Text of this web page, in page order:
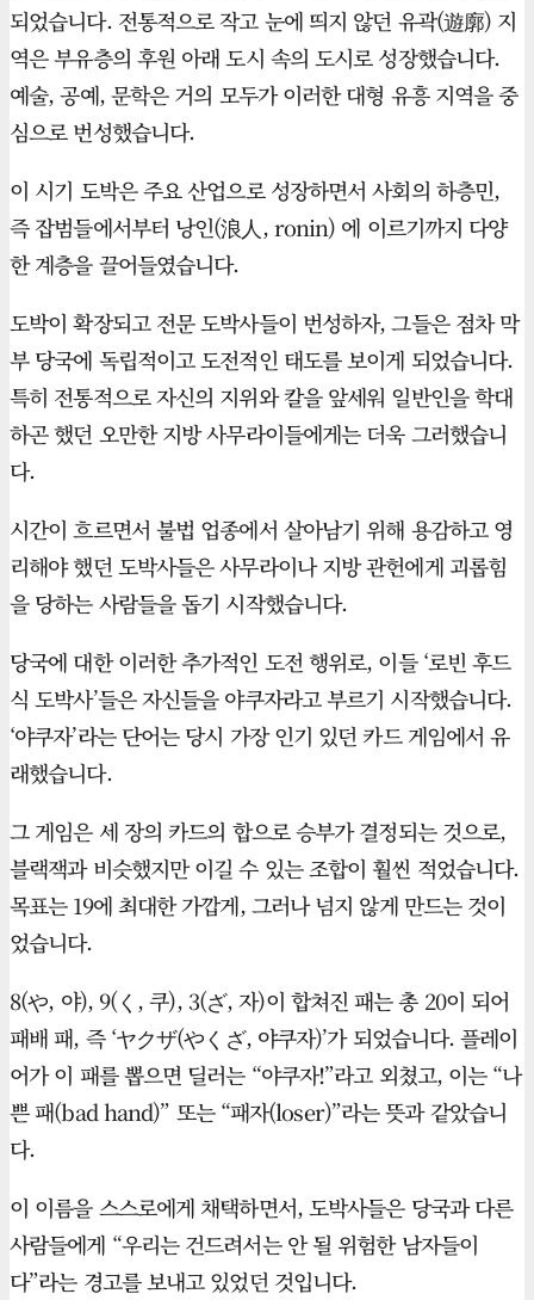
되었습니다. 전통적으로 작고 눈에 띄지 않던 유곽(遊廓) 지
역은 부유층의 후원 아래 도시 속의 도시로 성장했습니다.
예술, 공예, 문학은 거의 모두가 이러한 대형 유흥 지역을 중
심으로 번성했습니다.
이 시기 도박은 주요 산업으로 성장하면서 사회의 하층민,
즉 잡범들에서부터 낭인(浪人, ronin) 에 이르기까지 다양
한 계층을 끌어들였습니다.
도박이 확장되고 전문 도박사들이 번성하자, 그들은 점차 막
부 당국에 독립적이고 도전적인 태도를 보이게 되었습니다.
특히 전통적으로 자신의 지위와 칼을 앞세워 일반인을 학대
하곤 했던 오만한 지방 사무라이들에게는 더욱 그러했습니
다.
시간이 흐르면서 불법 업종에서 살아남기 위해 용감하고 영
리해야 했던 도박사들은 사무라이나 지방 관헌에게 괴롭힘
을 당하는 사람들을 돕기 시작했습니다.
당국에 대한 이러한 추가적인 도전 행위로, 이들 ‘로빈 후드
식 도박사’들은 자신들을 야쿠자라고 부르기 시작했습니다.
‘야쿠자’라는 단어는 당시 가장 인기 있던 카드 게임에서 유
래했습니다.
그 게임은 세 장의 카드의 합으로 승부가 결정되는 것으로,
블랙잭과 비슷했지만 이길 수 있는 조합이 훨씬 적었습니다.
목표는 19에 최대한 가깝게, 그러나 넘지 않게 만드는 것이
었습니다.
8(や, 야), 9(く, 쿠), 3(ざ, 자)이 합쳐진 패는 총 20이 되어
패배 패, 즉 ‘ヤクザ(やくざ, 야쿠자)’가 되었습니다. 플레이
어가 이 패를 뽑으면 딜러는 “야쿠자!”라고 외쳤고, 이는 “나
쁜 패(bad hand)” 또는 “패자(loser)”라는 뜻과 같았습니
다.
이 이름을 스스로에게 채택하면서, 도박사들은 당국과 다른
사람들에게 “우리는 건드려서는 안 될 위험한 남자들이
다”라는 경고를 보내고 있었던 것입니다.